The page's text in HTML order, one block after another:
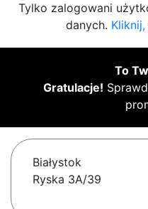
Tylko zalogowani
danych.
To
Gratulacje!
Białystok
Ryska 3A/39